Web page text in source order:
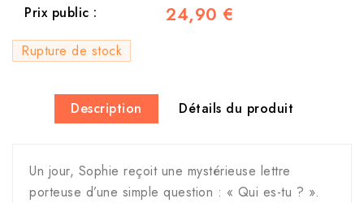
Prix public :
24,90 €
Rupture de stock
Description Détails du produit
Un jour, Sophie reçoit une mystérieuse lettre
porteuse d’une simple question : « Qui es-tu ? ».